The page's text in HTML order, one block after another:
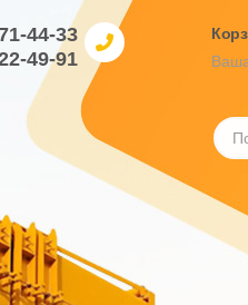
44-33
49-91